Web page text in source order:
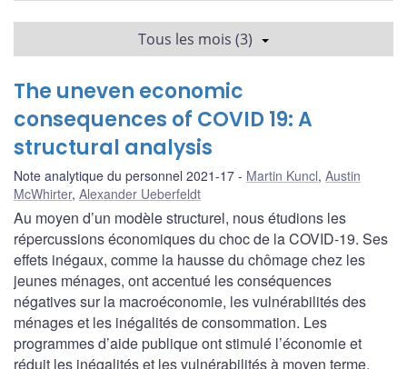
Tous les mois (3)
The uneven economic
consequences of COVID 19: A
structural analysis
Note analytique du personnel 2021-17 Martin Kuncl, Austin
McWhirter, Alexander Ueberfeldt
Au moyen d’un modèle structurel, nous étudions les
répercussions économiques du choc de la COVID-19. Ses
effets inégaux, comme la hausse du chômage chez les
jeunes ménages, ont accentué les conséquences
négatives sur la macroéconomie, les vulnérabilités des
ménages et les inégalités de consommation. Les
programmes d’aide publique ont stimulé l’économie et
réduit les inégalités et les vulnérabilités à moyen terme.